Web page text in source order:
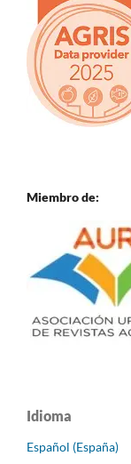
Miembro de:
Idioma
Español (España)